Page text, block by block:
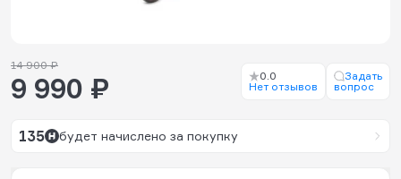
14 900 ₽
9 990 ₽
0.0
Нет отзывов
Задать
вопрос
135 будет начислено за покупку